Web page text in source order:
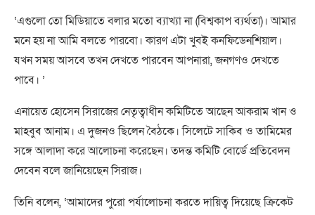
‘এগুলো তো মিডিয়াতে বলার মতো ব্যাখ্যা না (বিশ্বকাপ ব্যর্থতা)। আমার
মনে হয় না আমি বলতে পারবো। কারণ এটা খুবই কনফিডেনশিয়াল।
যখন সময় আসবে তখন দেখতে পারবেন আপনারা, জনগণও দেখতে
পাবে। ’
এনায়েত হোসেন সিরাজের নেতৃত্বাধীন কমিটিতে আছেন আকরাম খান ও
মাহবুব আনাম। এ দুজনও ছিলেন বৈঠকে। সিলেটে সাকিব ও তামিমের
সঙ্গে আলাদা করে আলোচনা করেছেন। তদন্ত কমিটি বোর্ডে প্রতিবেদন
দেবেন বলে জানিয়েছেন সিরাজ।
তিনি বলেন, ‘আমাদের পুরো পর্যালোচনা করতে দায়িত্ব দিয়েছে ক্রিকেট